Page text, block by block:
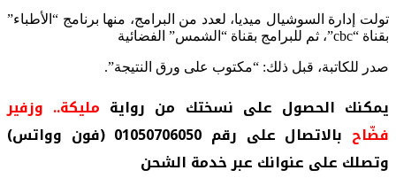
تولت إدارة السوشيال ميديا، لعدد من البرامج، منها برنامج “الأطباء”
بقناة “cbc”، ثم للبرامج بقناة “الشمس” الفضائية
صدر للكاتبة، قبل ذلك: “مكتوب على ورق النتيجة”.
يمكنك الحصول على نسختك من رواية مليكة.. وزفير
فضّاح
بالاتصال على رقم 01050706050 (فون وواتس)
وتصلك على عنوانك عبر خدمة الشحن